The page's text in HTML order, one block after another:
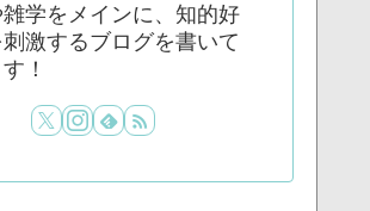
学をメインに、知的好
激するブログを書いて
！